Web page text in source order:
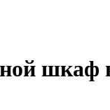
шкаф